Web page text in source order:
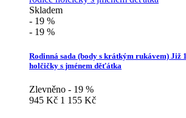
Skladem
- 19 %
- 19 %
Rodinná sada (body s krátkým rukávem) Již
holčičky s jménem děťátka
Zlevněno - 19 %
945 Kč 1 155 Kč